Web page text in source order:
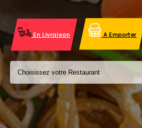
VOS AVIS
MENTIONS LÉGALES
C.G.V
En Livraison A Emporter